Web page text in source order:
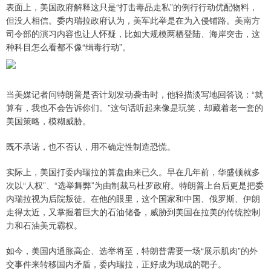
表面上，美国政府解释这只是“打击毒品走私”的例行行动优配物料，
但没人相信。委内瑞拉政府认为，美军此举是在为入侵铺路。美南方
司令部的演习内容也让人怀疑，比如大规模两栖登陆、海岸突击，这
种科目怎么看都不像“缉毒行动”。
当美媒记者问特朗普是否计划发动袭击时，他轻描淡写地回答说：“就
算有，我也不会告诉你们。”这句话听起来像是玩笑，却藏着老一套的
美国策略，模糊威胁。
既不承诺，也不否认，用不确定性制造恐慌。
实际上，美国打委内瑞拉的算盘由来已久。早在几年前，华盛顿就多
次以“人权”、“选举舞弊”为由制裁马杜罗政府。特朗普上台后更是把委
内瑞拉视为后院叛徒。在他的眼里，这个国家和中国、俄罗斯、伊朗
走得太近，又掌握着巨大的石油储备，威胁到美国在拉美的传统控制
力和石油美元霸权。
如今，美国内通胀高企、选举将至，特朗普需要一场“展示肌肉”的外
交事件来转移国内矛盾，委内瑞拉，正好成为现成的靶子。